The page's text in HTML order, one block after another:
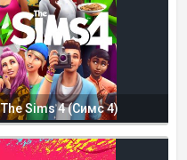
The Sims 4 (Симс 4)